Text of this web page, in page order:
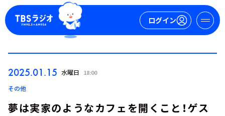
ログイン
2025.01.15 水曜日 18:00
その他
夢は実家のようなカフェを開くこと！ゲス